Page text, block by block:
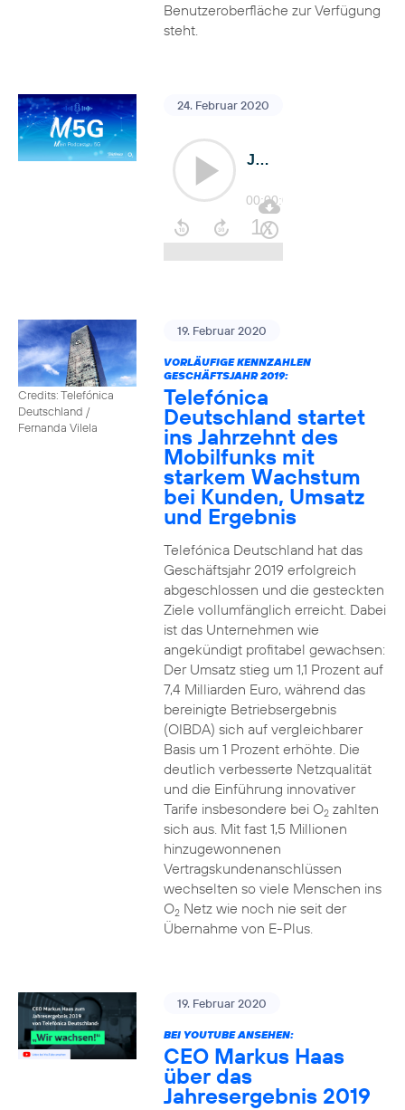
Benutzeroberfläche zur Verfügung
steht.
24. Februar 2020
Credits: Telefónica
Deutschland /
Fernanda Vilela
19. Februar 2020
VORLÄUFIGE KENNZAHLEN
GESCHÄFTSJAHR 2019:
Telefónica
Deutschland startet
ins Jahrzehnt des
Mobilfunks mit
starkem Wachstum
bei Kunden, Umsatz
und Ergebnis
Telefónica Deutschland hat das
Geschäftsjahr 2019 erfolgreich
abgeschlossen und die gesteckten
Ziele vollumfänglich erreicht. Dabei
ist das Unternehmen wie
angekündigt profitabel gewachsen:
Der Umsatz stieg um 1,1 Prozent auf
7,4 Milliarden Euro, während das
bereinigte Betriebsergebnis
(OIBDA) sich auf vergleichbarer
Basis um 1 Prozent erhöhte. Die
deutlich verbesserte Netzqualität
und die Einführung innovativer
Tarife insbesondere bei O2zahlten
sich aus. Mit fast 1,5 Millionen
hinzugewonnenen
Vertragskundenanschlüssen
wechselten so viele Menschen ins
O2Netz wie noch nie seit der
Übernahme von E-Plus.
19. Februar 2020
BEI YOUTUBE ANSEHEN:
CEO Markus Haas
über das
Jahresergebnis 2019